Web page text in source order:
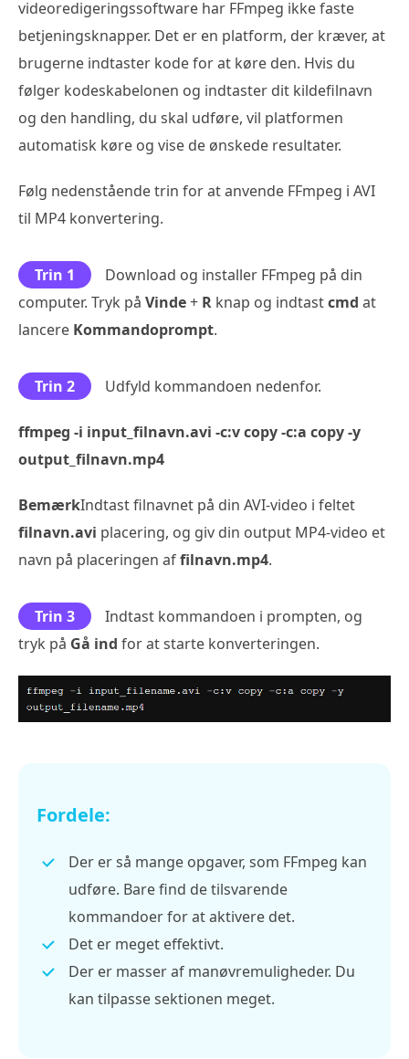
videoredigeringssoftware har FFmpeg ikke faste
betjeningsknapper. Det er en platform, der kræver, at
brugerne indtaster kode for at køre den. Hvis du
følger kodeskabelonen og indtaster dit kildefilnavn
og den handling, du skal udføre, vil platformen
automatisk køre og vise de ønskede resultater.
Følg nedenstående trin for at anvende FFmpeg i AVI
til MP4 konvertering.
Trin 1
Download og installer FFmpeg på din
computer. Tryk på Vinde+ R knap og indtastcmd at
lancere Kommandoprompt.
Trin 2 Udfyld kommandoen nedenfor.
ffmpeg -i input_filnavn.avi -c:v copy -c:a copy -y
output_filnavn.mp4
BemærkIndtast filnavnet på din AVI-video i feltet
filnavn.avi placering, og giv din output MP4-video et
navn på placeringen affilnavn.mp4.
Trin 3
Indtast kommandoen i prompten, og
tryk på Gå ind for at starte konverteringen.
Fordele:
Der er så mange opgaver, som FFmpeg kan
udføre. Bare find de tilsvarende
kommandoer for at aktivere det.
Det er meget effektivt.
Der er masser af manøvremuligheder. Du
kan tilpasse sektionen meget.